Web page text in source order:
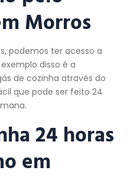
Morros
podemos ter acesso a
disso é a
de cozinha através do
que pode ser feito 24
24 horas
em